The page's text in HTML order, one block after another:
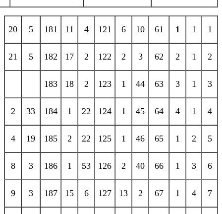
1
1
1
61
10
6
121
4
11
181
5
20
2
1
2
62
3
2
122
2
17
182
5
21
3
1
3
63
44
1
123
2
18
183
4
1
4
64
45
1
124
22
1
184
33
2
5
2
1
65
46
1
125
22
2
185
19
4
6
3
1
66
40
2
126
53
1
186
3
8
7
4
1
67
2
13
127
6
15
187
3
9